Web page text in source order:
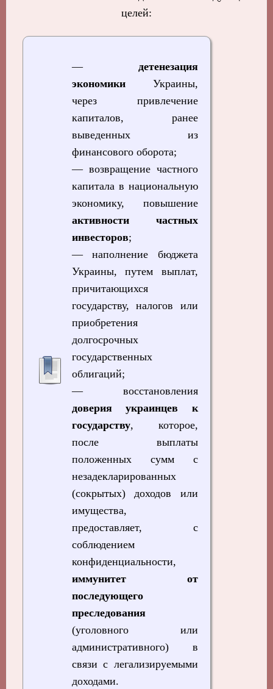
целей:
— детенезация
экономики Украины,
через привлечение
капиталов, ранее
выведенных из
финансового оборота;
— возвращение частного
капитала в национальную
экономику, повышение
активности частных
инвесторов;
— наполнение бюджета
Украины, путем выплат,
причитающихся
государству, налогов или
приобретения
долгосрочных
государственных
облигаций;
— восстановления
доверия украинцев к
государству, которое,
после выплаты
положенных сумм с
незадекларированных
(сокрытых) доходов или
имущества,
предоставляет, с
соблюдением
конфиденциальности,
иммунитет от
последующего
преследования
(уголовного или
административного) в
связи с легализируемыми
доходами.